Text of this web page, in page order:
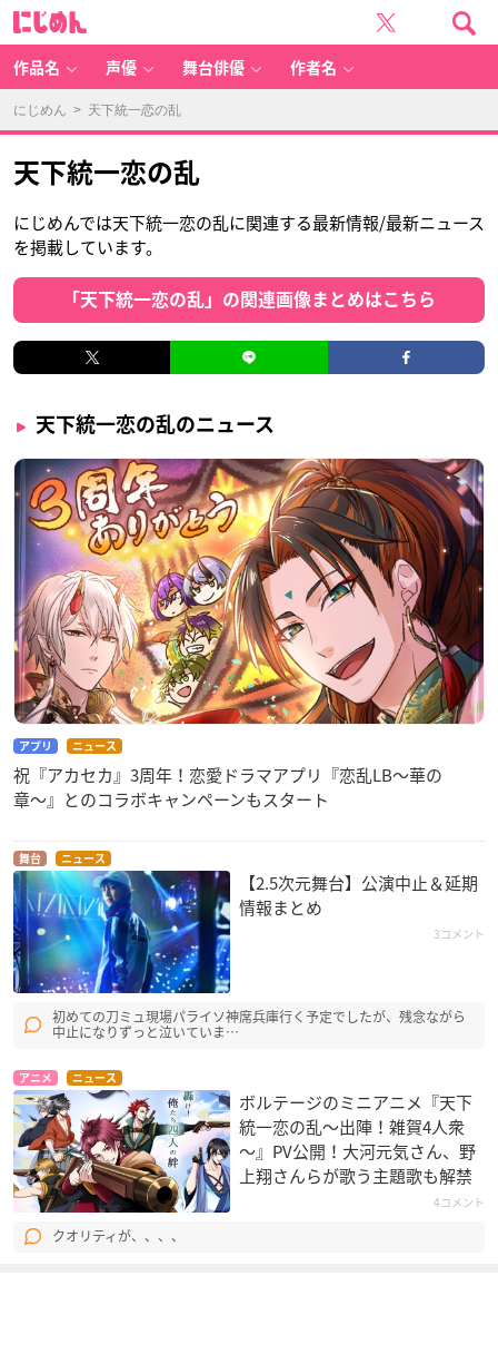
作品名 声優 舞台俳優 作者名
にじめん > 天下統一恋の乱
天下統一恋の乱
にじめんでは天下統一恋の乱に関連する最新情報/最新ニュース
を掲載しています。
「天下統一恋の乱」の関連画像まとめはこちら
天下統一恋の乱のニュース
アプリ ニュース
祝『アカセカ』3周年！恋愛ドラマアプリ『恋乱LB〜華の
章〜』とのコラボキャンペーンもスタート
舞台 ニュース
【2.5次元舞台】公演中止＆延期
情報まとめ
3コメント
初めての刀ミュ現場パライソ神席兵庫行く予定でしたが、残念ながら
中止になりずっと泣いていま…
アニメ ニュース
ボルテージのミニアニメ『天下
統一恋の乱～出陣！雑賀4人衆
～』PV公開！大河元気さん、野
上翔さんらが歌う主題歌も解禁
4コメント
クオリティが、、、、